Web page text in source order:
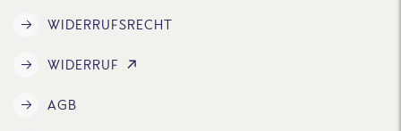
WIDERRUFSRECHT
WIDERRUF
AGB